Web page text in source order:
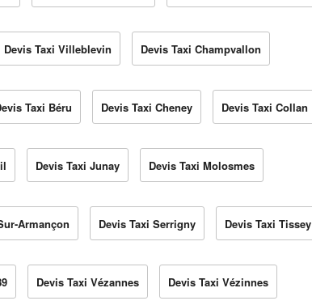
Devis Taxi Villeblevin Devis Taxi Champvallon
Taxi Béru Devis Taxi Cheney Devis Taxi Collan
Devis Taxi Junay Devis Taxi Molosmes
Armançon Devis Taxi Serrigny Devis Taxi Tissey
Devis Taxi Vézannes Devis Taxi Vézinnes